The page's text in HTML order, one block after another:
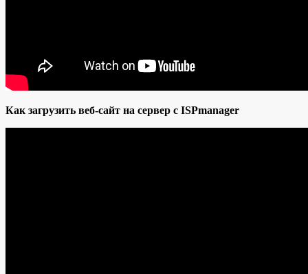
Как загрузить веб-сайт на сервер с ISPmanager